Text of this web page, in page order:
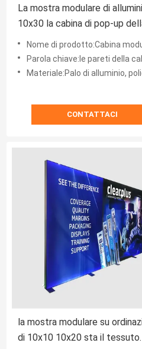
La mostra modulare di
10x30 la cabina di pop-up
commerciale 10x10
Nome di prodotto:Cabina modulare di alluminio portatile su ordinazione dell'esposizione di
Parola chiave:le pareti della cabina della
Materiale:Palo di alluminio,
CONTATTACI
la mostra modulare su
di 10x10 10x20 sta il tessuto